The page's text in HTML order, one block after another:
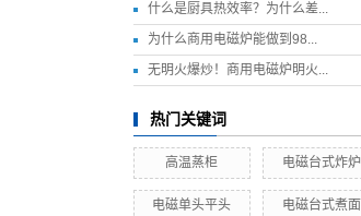
什么是厨具热效率？为什么差...
为什么商用电磁炉能做到98...
无明火爆炒！商用电磁炉明火...
热门关键词
高温蒸柜 电磁台式炸炉
电磁单头平头 电磁台式煮面